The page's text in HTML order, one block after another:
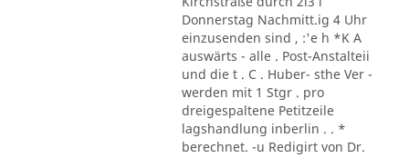
Donnerstag Nachmitt.ig 4 Uhr
einzusenden sind , :'e h *K A
auswärts - alle . Post-Anstalteii
und die t . C . Huber- sthe Ver -
werden mit 1 Stgr . pro
dreigespaltene Petitzeile
lagshandlung inberlin . . *
berechnet. -u Redigirt von Dr.